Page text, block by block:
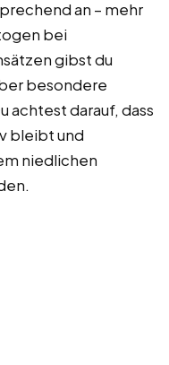
an – mehr
bei
gibst du
besondere
achtest darauf, dass
bleibt und
niedlichen